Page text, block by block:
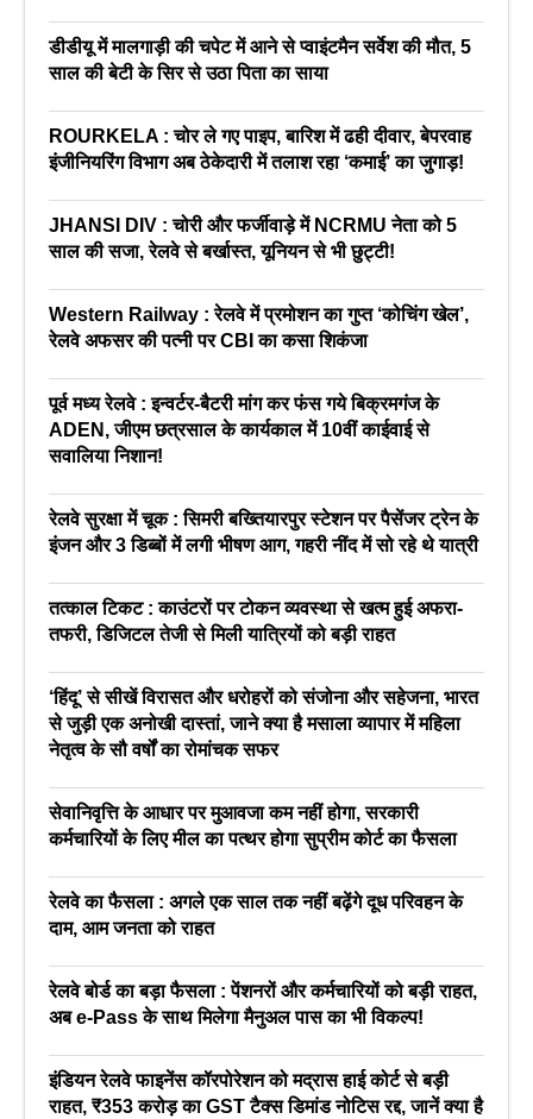
डीडीयू में मालगाड़ी की चपेट में आने से प्वाइंटमैन सर्वेश की मौत, 5
साल की बेटी के सिर से उठा पिता का साया
ROURKELA : चोर ले गए पाइप, बारिश में ढही दीवार, बेपरवाह
इंजीनियरिंग विभाग अब ठेकेदारी में तलाश रहा ‘कमाई’ का जुगाड़!
JHANSI DIV : चोरी और फर्जीवाड़े में NCRMU नेता को 5
साल की सजा, रेलवे से बर्खास्त, यूनियन से भी छुट्टी!
Western Railway : रेलवे में प्रमोशन का गुप्त ‘कोचिंग खेल’,
रेलवे अफसर की पत्नी पर CBI का कसा शिकंजा
पूर्व मध्य रेलवे : इन्वर्टर-बैटरी मांग कर फंस गये बिक्रमगंज के
ADEN, जीएम छत्रसाल के कार्यकाल में 10वीं काईवाई से
सवालिया निशान!
रेलवे सुरक्षा में चूक : सिमरी बख्तियारपुर स्टेशन पर पैसेंजर ट्रेन के
इंजन और 3 डिब्बों में लगी भीषण आग, गहरी नींद में सो रहे थे यात्री
तत्काल टिकट : काउंटरों पर टोकन व्यवस्था से खत्म हुई अफरा-
तफरी, डिजिटल तेजी से मिली यात्रियों को बड़ी राहत
‘हिंदू’ से सीखें विरासत और धरोहरों को संजोना और सहेजना, भारत
से जुड़ी एक अनोखी दास्तां, जाने क्या है मसाला व्यापार में महिला
नेतृत्व के सौ वर्षों का रोमांचक सफर
सेवानिवृत्ति के आधार पर मुआवजा कम नहीं होगा, सरकारी
कर्मचारियों के लिए मील का पत्थर होगा सुप्रीम कोर्ट का फैसला
रेलवे का फैसला : अगले एक साल तक नहीं बढ़ेंगे दूध परिवहन के
दाम, आम जनता को राहत
रेलवे बोर्ड का बड़ा फैसला : पेंशनरों और कर्मचारियों को बड़ी राहत,
अब e-Pass के साथ मिलेगा मैनुअल पास का भी विकल्प!
इंडियन रेलवे फाइनेंस कॉरपोरेशन को मद्रास हाई कोर्ट से बड़ी
राहत, ₹353 करोड़ का GST टैक्स डिमांड नोटिस रद्द, जानें क्या है